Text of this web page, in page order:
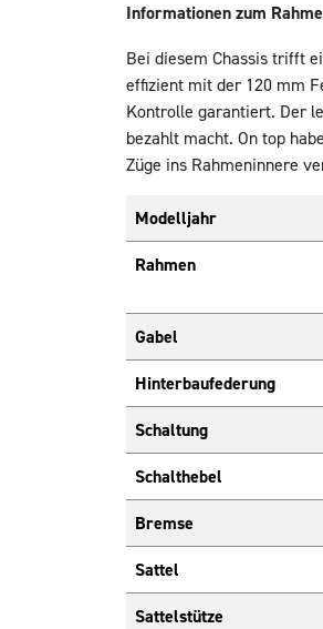
Informationen zum
Bei diesem Chassis trifft
effizient mit der 120 mm
Kontrolle garantiert. Der
bezahlt macht. On top
Züge ins Rahmeninnere
Modelljahr
Rahmen
Gabel
Hinterbaufederung
Schaltung
Schalthebel
Bremse
Sattel
Sattelstütze